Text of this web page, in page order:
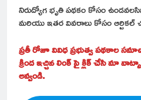
నిరుద్యోగ భృతి పథకం కోసం
మరియు ఇతర వివరాలు కోసం ఆర్టికల్
ప్రతీ రోజూ వివిధ ప్రభుత్వ పథకాల
క్రింద ఇచ్చిన లింక్ పై క్లిక్ చేసి మా
అవ్వండి.